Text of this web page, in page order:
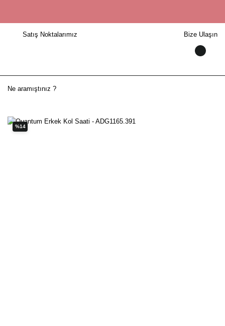
Satış Noktalarımız Bize Ulaşın
%14